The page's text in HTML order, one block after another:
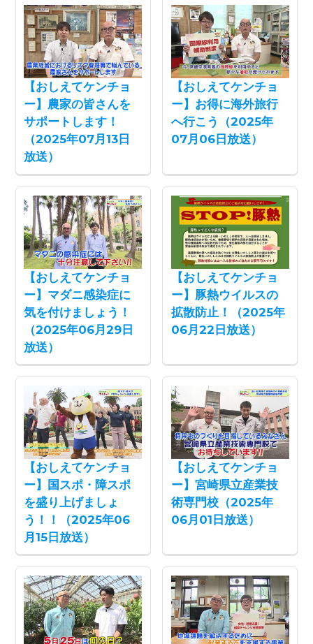
【おしえてケンチョ
ー】農家の皆さんを
サポートします！
（2025年07月13日
放送）
【おしえてケンチョ
ー】お得に海外旅行
へ行こう（2025年
07月06日放送）
【おしえてケンチョ
ー】マダニ感染症に
気を付けましょう！
（2025年06月29日
放送）
【おしえてケンチョ
ー】豚熱ウイルスの
拡散防止！（2025年
06月22日放送）
【おしえてケンチョ
ー】国スポ・障スポ
を盛り上げましょ
う！！（2025年06
月15日放送）
【おしえてケンチョ
ー】宮崎県立産業技
術専門校（2025年
06月01日放送）